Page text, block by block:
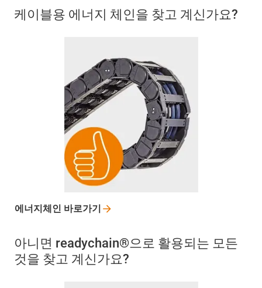
케이블용 에너지 체인을 찾고 계신가요?
에너지체인 바로가기
아니면 readychain®으로 활용되는 모든
것을 찾고 계신가요?